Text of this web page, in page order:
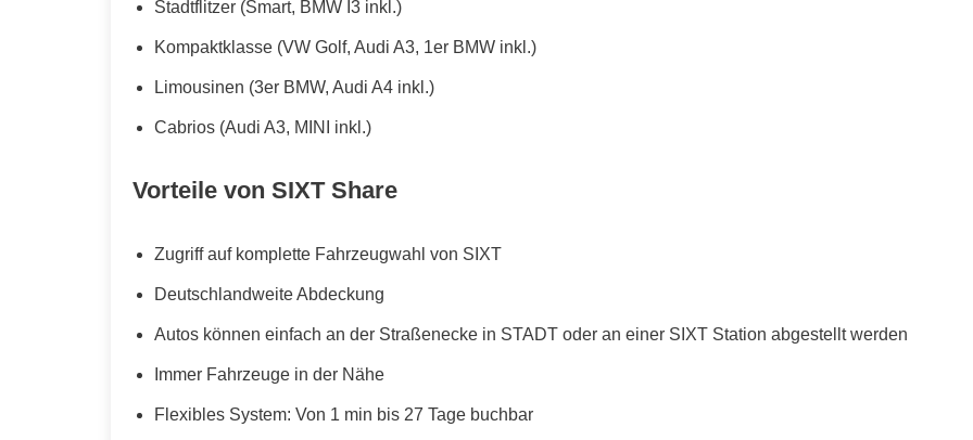
Stadtflitzer (Smart, BMW I3 inkl.)
Kompaktklasse (VW Golf, Audi A3, 1er BMW inkl.)
Limousinen (3er BMW, Audi A4 inkl.)
Cabrios (Audi A3, MINI inkl.)
Vorteile von SIXT Share
Zugriff auf komplette Fahrzeugwahl von SIXT
Deutschlandweite Abdeckung
Autos können einfach an der Straßenecke in STADT oder an einer SIXT Station abgestellt werden
Immer Fahrzeuge in der Nähe
Flexibles System: Von 1 min bis 27 Tage buchbar